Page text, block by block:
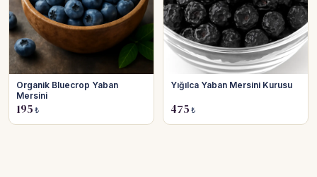
Organik Bluecrop Yaban
Mersini
195 ₺
Yığılca Yaban Mersini Kurusu
475 ₺